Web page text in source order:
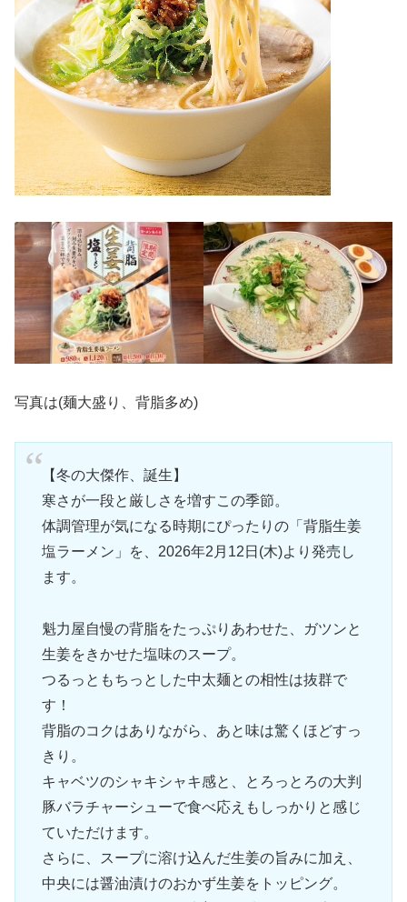
写真は(麺大盛り、背脂多め)
【冬の大傑作、誕生】
寒さが一段と厳しさを増すこの季節。
体調管理が気になる時期にぴったりの「背脂生姜
塩ラーメン」を、2026年2月12日(木)より発売し
ます。
魁力屋自慢の背脂をたっぷりあわせた、ガツンと
生姜をきかせた塩味のスープ。
つるっともちっとした中太麺との相性は抜群で
す！
背脂のコクはありながら、あと味は驚くほどすっ
きり。
キャベツのシャキシャキ感と、とろっとろの大判
豚バラチャーシューで食べ応えもしっかりと感じ
ていただけます。
さらに、スープに溶け込んだ生姜の旨みに加え、
中央には醤油漬けのおかず生姜をトッピング。